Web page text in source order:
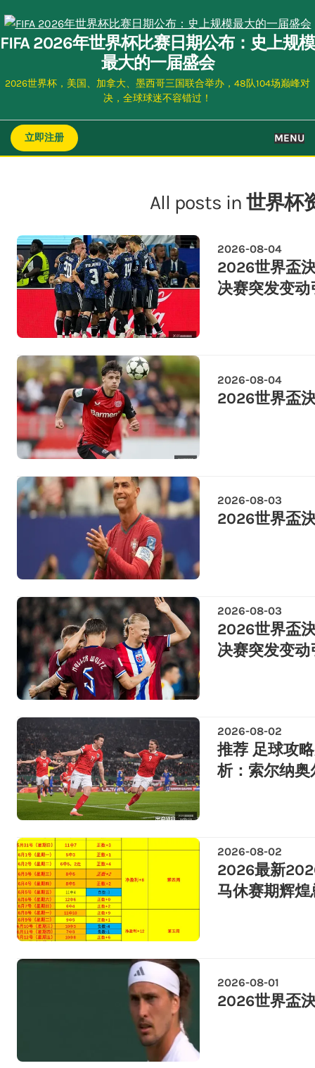
to
content
FIFA 2026年世界杯比赛日期公布：史上规模
最大的一届盛会
2026世界杯，美国、加拿大、墨西哥三国联合举办，48队104场巅峰对
决，全球球迷不容错过！
立即注册 MENU
All posts in 世界杯
2026-08-04
2026世界盃
决赛突发变动
2026-08-04
2026世界盃
2026-08-03
2026世界盃
2026-08-03
2026世界盃
决赛突发变动
2026-08-02
推荐 足球攻
析：索尔纳
2026-08-02
2026最新
马休赛期辉
2026-08-01
2026世界盃